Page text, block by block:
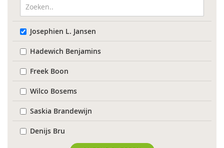
Josephien L. Jansen
Hadewich Benjamins
Freek Boon
Wilco Bosems
Saskia Brandewijn
Denijs Bru